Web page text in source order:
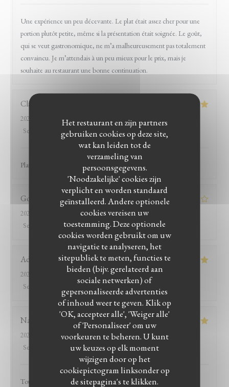
Het restaurant en zijn partners
gebruiken cookies op deze site,
wat kan leiden tot de
verzameling van
persoonsgegevens.
'Noodzakelijke' cookies zijn
verplicht en worden standaard
geïnstalleerd. Andere optionele
cookies vereisen uw
toestemming. Deze optionele
cookies worden gebruikt om uw
navigatie te analyseren, het
sitepubliek te meten, functies te
bieden (bijv. gerelateerd aan
sociale netwerken) of
gepersonaliseerde advertenties
of inhoud weer te geven. Klik op
'OK, accepteer alle', 'Weiger alle'
of 'Personaliseer' om uw
voorkeuren te beheren. U kunt
uw keuzes op elk moment
wijzigen door op het
cookiepictogram linksonder op
de sitepagina's te klikken.
Une expérience un peu décevante. Le plat était assez cher pour une
portion plutôt petite, même si la présentation était soignée. Le goût,
qui se veut gastronomique, ne m’a malheureusement pas totalement
convaincu. Je m’attendais à un peu mieux pour le prix, mais je
souhaite au restaurant une bonne continuation.
Claire
2026-07-18
- 20:30 - Gasten 2
Service
Atmosfeer: Keuken 5 Kwaliteit / Prijs
Plats copieux et savoureux Service attentionné
Goupillon
2026-07-04
- 12:30 - Gasten 3
Service
Atmosfeer: 3/5 Keuken:4/5 Kwaliteit / Prijs
Adina
2026-07-03
- 20:00 - Gasten 2
Service
/5 Keuken 5/5 Kwaliteit / Prijs
Natali
2026-06-18
- 19:30 - Gasten 3
Service
Atmosfeer: 5/5 Keuken: 5/5 Kwaliteit / Prijs
Toujours très bon Plats copieux et délicieux